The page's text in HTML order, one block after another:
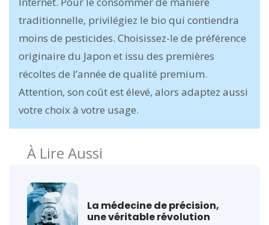
traditionnelle, privilégiez le bio qui contiendra
moins de pesticides. Choisissez-le de préférence
originaire du Japon et issu des premières
récoltes de l’année de qualité premium.
Attention, son coût est élevé, alors adaptez aussi
votre choix à votre usage.
À Lire Aussi
La médecine de précision,
une véritable révolution